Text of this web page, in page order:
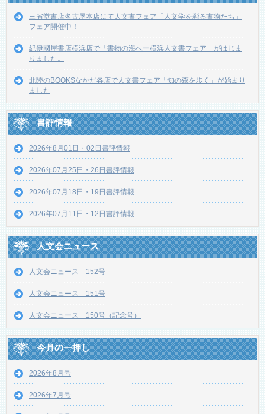
三省堂書店名古屋本店にて人文書フェア「人文学を彩る書物たち」
フェア開催中！
紀伊國屋書店横浜店で「書物の海へー横浜人文書フェア」がはじま
りました。
北陸のBOOKSなかだ各店で人文書フェア「知の森を歩く」が始まり
ました
書評情報
2026年8月01日・02日書評情報
2026年07月25日・26日書評情報
2026年07月18日・19日書評情報
2026年07月11日・12日書評情報
人文会ニュース
人文会ニュース 152号
人文会ニュース 151号
人文会ニュース 150号（記念号）
今月の一押し
2026年8月号
2026年7月号